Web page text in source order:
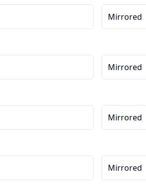
Mirrored
Mirrored
Mirrored
Mirrored